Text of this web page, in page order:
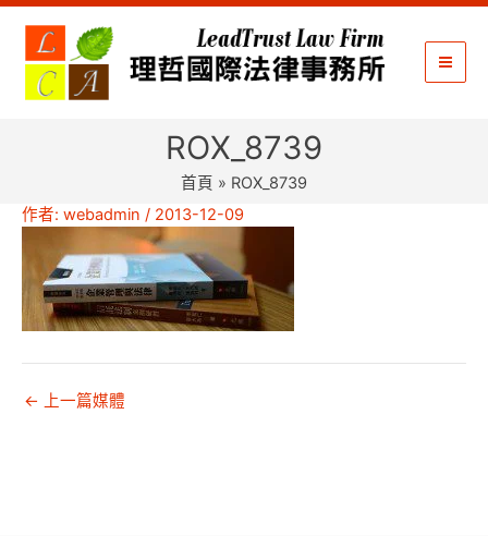
跳
ROX_8739
首頁
ROX_8739
作者: webadmin / 2013-12-09
← 上一篇媒體